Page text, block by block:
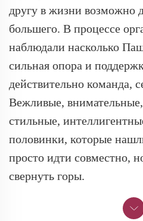
другу в жизни возможно
большего. В процессе
наблюдали насколько
сильная опора и
действительно команда,
Вежливые,
стильные,
половинки, которые
просто идти совместно,
свернуть горы.